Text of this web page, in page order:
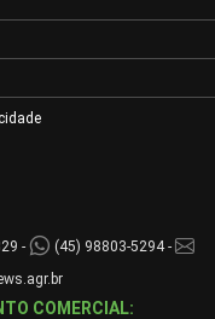
-
(45) 98803-5294 -
COMERCIAL: